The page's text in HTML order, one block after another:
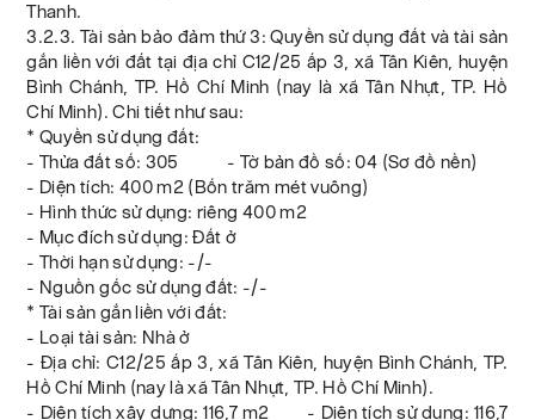
Thanh.
3.2.3. Tài sản bảo đảm thứ 3: Quyền sử dụng đất và tài sản
gắn liền với đất tại địa chỉ C12/25 ấp 3, xã Tân Kiên, huyện
Bình Chánh, TP. Hồ Chí Minh (nay là xã Tân Nhựt, TP. Hồ
Chí Minh). Chi tiết như sau:
* Quyền sử dụng đất:
- Thửa đất số: 305 - Tờ bản đồ số: 04 (Sơ đồ nền)
- Diện tích: 400 m2 (Bốn trăm mét vuông)
- Hình thức sử dụng: riêng 400 m2
- Mục đích sử dụng: Đất ở
- Thời hạn sử dụng: -/-
- Nguồn gốc sử dụng đất: -/-
* Tài sản gắn liền với đất:
- Loại tài sản: Nhà ở
- Địa chỉ: C12/25 ấp 3, xã Tân Kiên, huyện Bình Chánh, TP.
Hồ Chí Minh (nay là xã Tân Nhựt, TP. Hồ Chí Minh).
- Diện tích xây dựng: 116,7 m2 - Diện tích sử dụng: 116,7